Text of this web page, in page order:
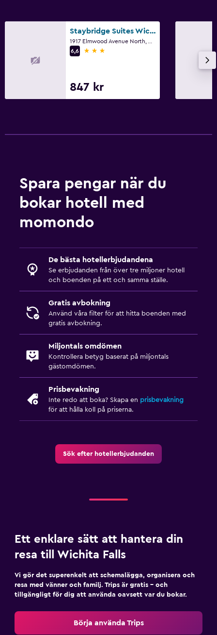
Staybridge Suites Wichita Falls By IHG
6,6
3 stjärnor
847 kr
Spara pengar när du
bokar hotell med
momondo
De bästa hotellerbjudandena
Se erbjudanden från över tre miljoner hotell
och boenden på ett och samma ställe.
Gratis avbokning
Använd våra filter för att hitta boenden med
gratis avbokning.
Miljontals omdömen
Kontrollera betyg baserat på miljontals
gästomdömen.
Prisbevakning
Inte redo att boka? Skapa en prisbevakning
för att hålla koll på priserna.
Sök efter hotellerbjudanden
Ett enklare sätt att hantera din
resa till Wichita Falls
Vi gör det superenkelt att schemalägga, organisera och
resa med vänner och familj. Trips är gratis – och
tillgängligt för dig att använda oavsett var du bokar.
Börja använda Trips